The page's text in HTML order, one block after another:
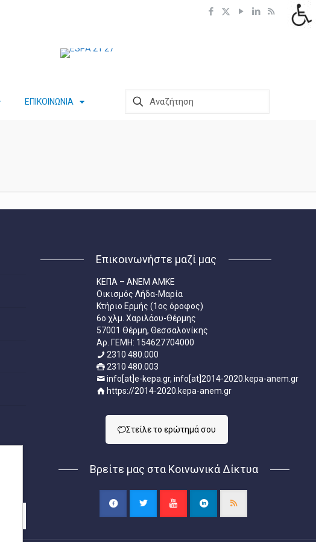
ΕΠΙΚΟΙΝΩΝΙΑ
Επικοινωνήστε μαζί μας
ΚΕΠΑ – ΑΝΕΜ ΑΜΚΕ
Οικισμός Λήδα-Μαρία
Κτήριο Ερμής (1ος όροφος)
6ο χλμ. Χαριλάου-Θέρμης
57001 Θέρμη, Θεσσαλονίκης
Aρ. ΓΕΜΗ: 154627704000
2310 480.000
2310 480.003
info[at]e-kepa.gr, info[at]2014-2020.kepa-anem.gr
https://2014-2020.kepa-anem.gr
Στείλε τo ερώτημά σου
Βρείτε μας στα Κοινωνικά Δίκτυα